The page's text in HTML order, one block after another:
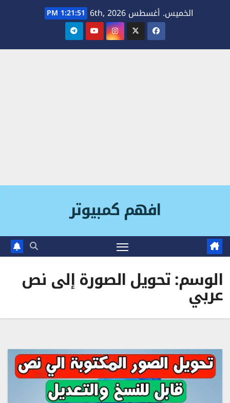
الخميس. أغسطس 6th, 2026 1:21:51 PM
افهم كمبيوتر
الوسم:تحويل الصورة إلى نص
عربي